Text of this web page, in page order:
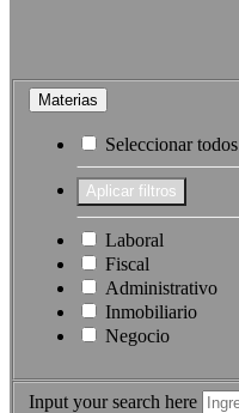
Materias
Seleccionar todos
Laboral
Fiscal
Administrativo
Inmobiliario
Negocio
Input your search here